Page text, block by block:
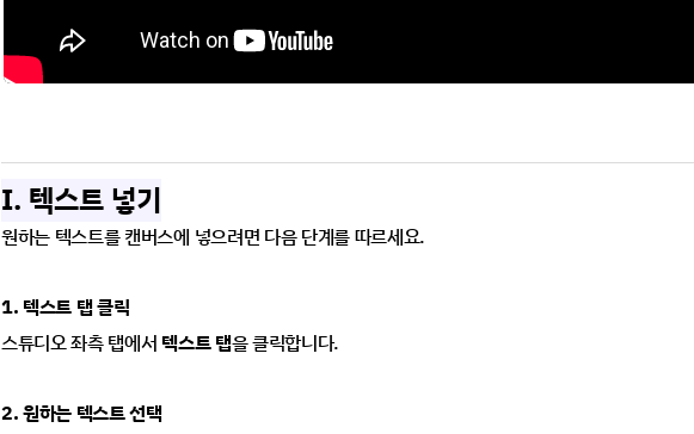
I. 텍스트 넣기
원하는 텍스트를 캔버스에 넣으려면 다음 단계를 따르세요.
1. 텍스트 탭 클릭
스튜디오 좌측 탭에서 텍스트 탭을 클릭합니다.
2. 원하는 텍스트 선택